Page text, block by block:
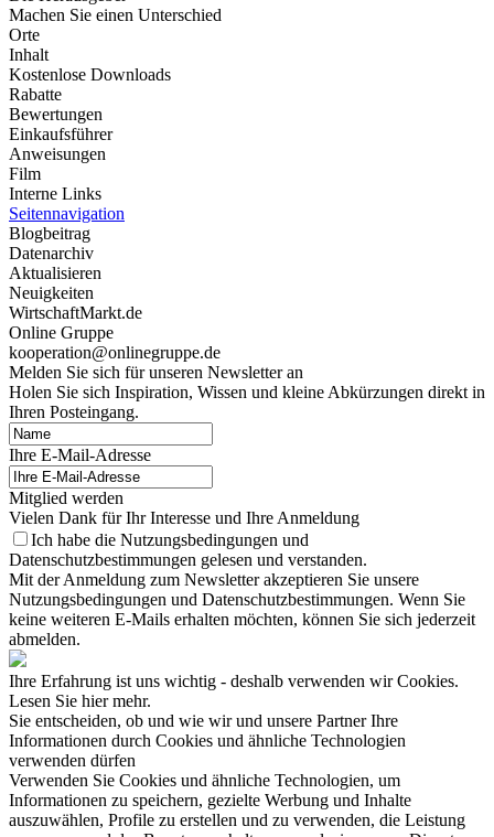
Machen Sie einen Unterschied
Orte
Inhalt
Kostenlose Downloads
Rabatte
Bewertungen
Einkaufsführer
Anweisungen
Film
Interne Links
Seitennavigation
Blogbeitrag
Datenarchiv
Aktualisieren
Neuigkeiten
WirtschaftMarkt.de
Online Gruppe
kooperation@onlinegruppe.de
Melden Sie sich für unseren Newsletter an
Holen Sie sich Inspiration, Wissen und kleine Abkürzungen direkt in
Ihren Posteingang.
Ihre E-Mail-Adresse
Mitglied werden
Vielen Dank für Ihr Interesse und Ihre Anmeldung
Ich habe die Nutzungsbedingungen und
Datenschutzbestimmungen gelesen und verstanden.
Mit der Anmeldung zum Newsletter akzeptieren Sie unsere
Nutzungsbedingungen und Datenschutzbestimmungen. Wenn Sie
keine weiteren E-Mails erhalten möchten, können Sie sich jederzeit
abmelden.
Ihre Erfahrung ist uns wichtig - deshalb verwenden wir Cookies.
Lesen Sie hier mehr.
Sie entscheiden, ob und wie wir und unsere Partner Ihre
Informationen durch Cookies und ähnliche Technologien
verwenden dürfen
Verwenden Sie Cookies und ähnliche Technologien, um
Informationen zu speichern, gezielte Werbung und Inhalte
auszuwählen, Profile zu erstellen und zu verwenden, die Leistung